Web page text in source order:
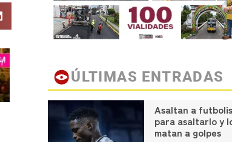
ÚLTIMAS ENTRADAS
Asaltan a
para asaltarlo y
matan a golpes